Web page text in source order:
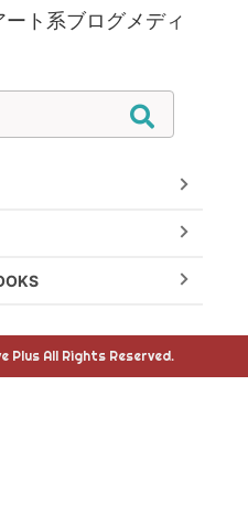
ト系ブログメディ
All Rights Reserved.